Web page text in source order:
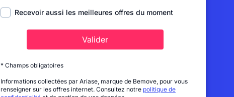
Recevoir aussi les meilleures offres du moment
Valider
* Champs obligatoires
Informations collectées par Ariase, marque de Bemove, pour vous
renseigner sur les offres internet. Consultez notre politique de